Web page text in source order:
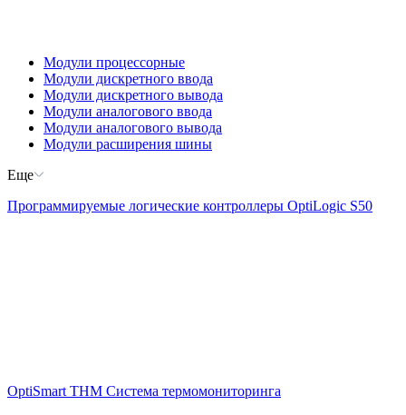
Модули процессорные
Модули дискретного ввода
Модули дискретного вывода
Модули аналогового ввода
Модули аналогового вывода
Модули расширения шины
Еще
Программируемые логические контроллеры OptiLogic S50
OptiSmart THM Система термомониторинга